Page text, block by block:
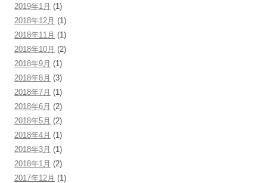
2019年1月 (1)
2018年12月 (1)
2018年11月 (1)
2018年10月 (2)
2018年9月 (1)
2018年8月 (3)
2018年7月 (1)
2018年6月 (2)
2018年5月 (2)
2018年4月 (1)
2018年3月 (1)
2018年1月 (2)
2017年12月 (1)